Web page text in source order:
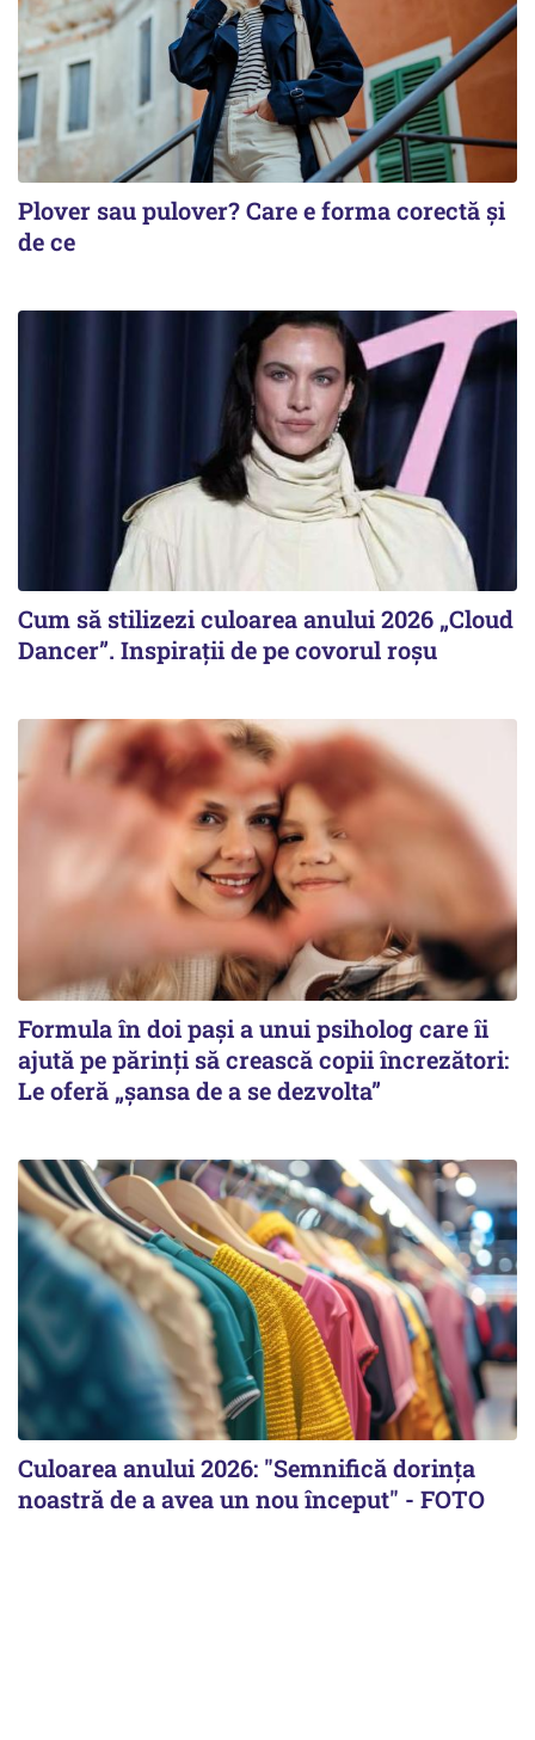
Plover sau pulover? Care e forma corectă și
de ce
Cum să stilizezi culoarea anului 2026 „Cloud
Dancer”. Inspirații de pe covorul roșu
Formula în doi pași a unui psiholog care îi
ajută pe părinți să crească copii încrezători:
Le oferă „șansa de a se dezvolta”
Culoarea anului 2026: "Semnifică dorința
noastră de a avea un nou început" - FOTO